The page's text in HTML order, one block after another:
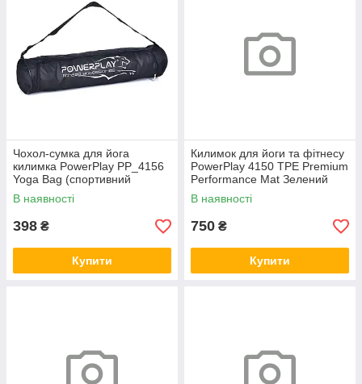
Чохол-сумка для йога
килимка PowerPlay PP_4156
Yoga Bag (спортивний
футляр) aiw Оригинал 3717
В наявності
398 ₴
Купити
Килимок для йоги та фітнесу
PowerPlay 4150 TPE Premium
Performance Mat Зелений
(183x61x0.6 см.)
В наявності
750 ₴
Купити